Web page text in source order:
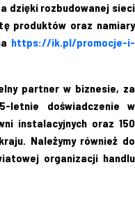
dzięki rozbudowanej sieci
produktów oraz namiary
https://ik.pl/promocje-i-
partner w biznesie, za
letnie doświadczenie w
instalacyjnych oraz 150
Należymy również do
organizacji handlu